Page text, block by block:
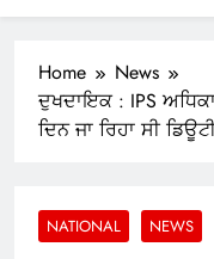
Home
News
ਦੁਖਦਾਇਕ : IPS
ਦਿਨ ਜਾ ਰਿਹਾ ਸੀ
NATIONAL NEWS